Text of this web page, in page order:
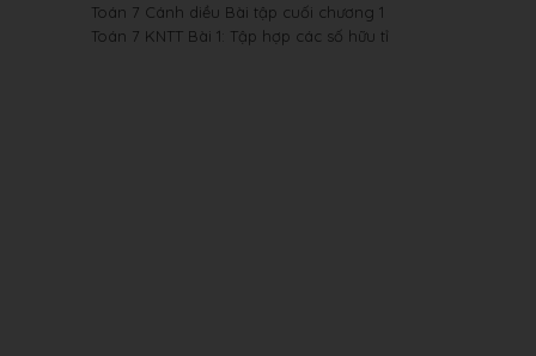
Toán 7 Cánh diều Bài tập cuối chương 1
Toán 7 KNTT Bài 1: Tập hợp các số hữu tỉ